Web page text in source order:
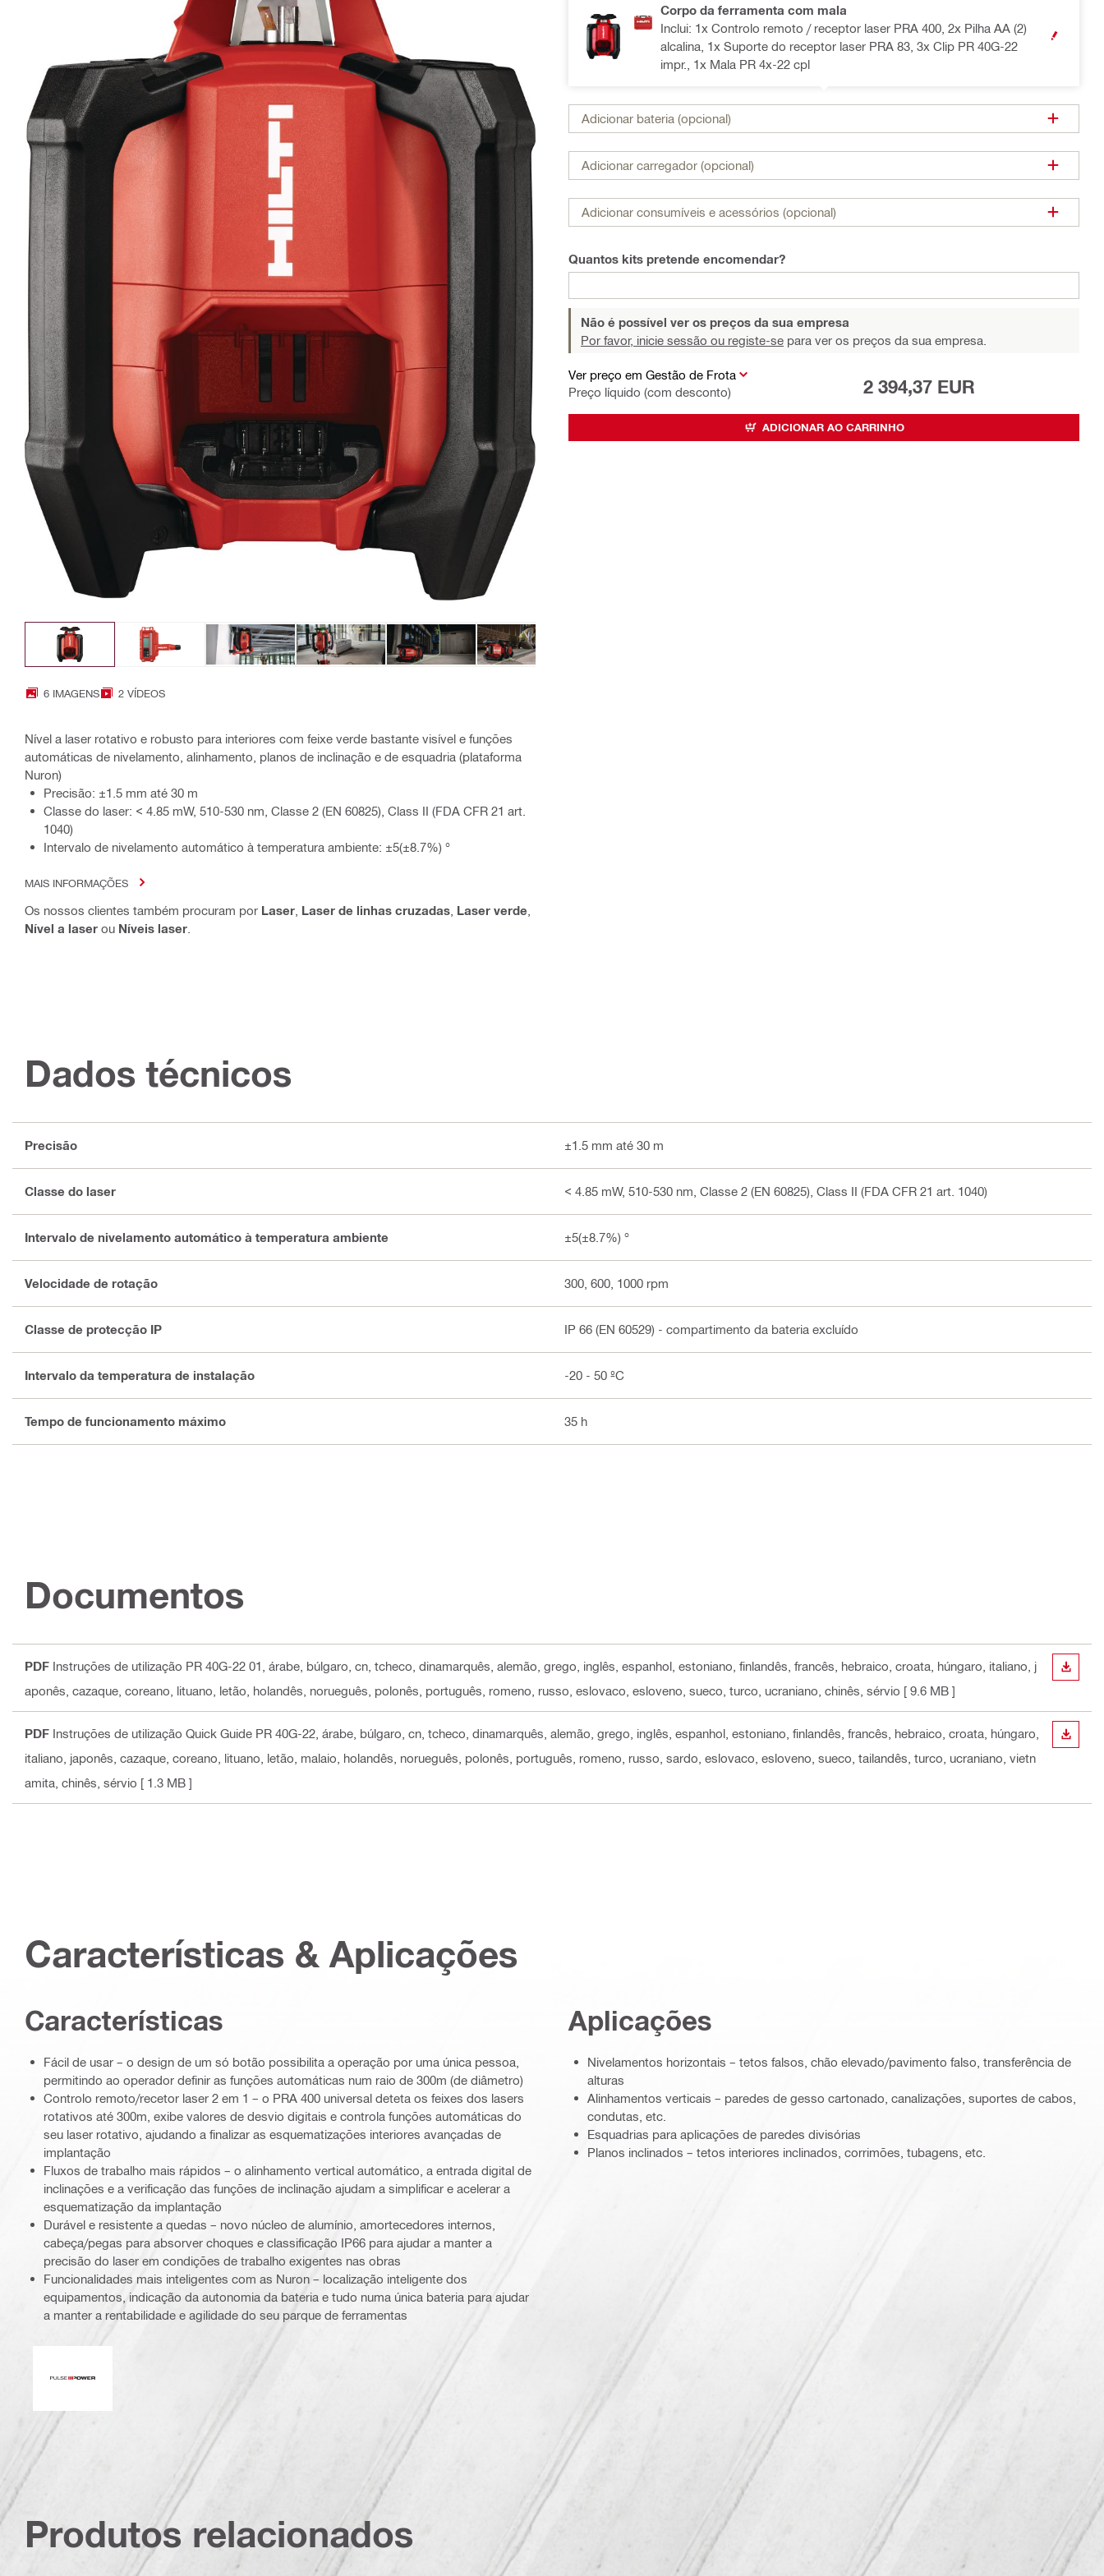
6 IMAGENS 2 VÍDEOS
Nível a laser rotativo e robusto para interiores com feixe verde bastante visível e funções
automáticas de nivelamento, alinhamento, planos de inclinação e de esquadria (plataforma
Nuron)
Precisão: ±1.5 mm até 30 m
Classe do laser: < 4.85 mW, 510-530 nm, Classe 2 (EN 60825), Class II (FDA CFR 21 art.
1040)
Intervalo de nivelamento automático à temperatura ambiente: ±5(±8.7%) °
MAIS INFORMAÇÕES
Os nossos clientes também procuram por Laser Laser de linhas cruzadas Laser verde
Nível a laser ou Níveis laser
Corpo da ferramenta com mala
Inclui: 1x Controlo remoto / receptor laser PRA 400, 2x Pilha AA (2)
alcalina, 1x Suporte do receptor laser PRA 83, 3x Clip PR 40G-22
impr., 1x Mala PR 4x-22 cpl
OPEN
Adicionar bateria (opcional)
Adicionar carregador (opcional)
Adicionar consumíveis e acessórios (opcional)
Quantos kits pretende encomendar?
Não é possível ver os preços da sua empresa
Por favor, inicie sessão ou registe-se para ver os preços da sua empresa.
Ver preço em Gestão de Frota
Preço líquido (com desconto)
2 394,37 EUR
ADICIONAR AO CARRINHO
Dados técnicos
Precisão ±1.5 mm até 30 m
Classe do laser < 4.85 mW, 510-530 nm, Classe 2 (EN 60825), Class II (FDA CFR 21 art. 1040)
Intervalo de nivelamento automático à temperatura ambiente ±5(±8.7%) °
Velocidade de rotação 300, 600, 1000 rpm
Classe de protecção IP IP 66 (EN 60529) - compartimento da bateria excluído
Intervalo da temperatura de instalação -20 - 50 ºC
Tempo de funcionamento máximo 35 h
Documentos
PDF Instruções de utilização PR 40G-22 01 , árabe, búlgaro, cn, tcheco, dinamarquês, alemão, grego, inglês, espanhol, estoniano, finlandês, francês, hebraico, croata, húngaro, italiano, j
aponês, cazaque, coreano, lituano, letão, holandês, norueguês, polonês, português, romeno, russo, eslovaco, esloveno, sueco, turco, ucraniano, chinês, sérvio [ 9.6 MB ]
PDF Instruções de utilização Quick Guide PR 40G-22 , árabe, búlgaro, cn, tcheco, dinamarquês, alemão, grego, inglês, espanhol, estoniano, finlandês, francês, hebraico, croata, húngaro,
italiano, japonês, cazaque, coreano, lituano, letão, malaio, holandês, norueguês, polonês, português, romeno, russo, sardo, eslovaco, esloveno, sueco, tailandês, turco, ucraniano, vietn
amita, chinês, sérvio [ 1.3 MB ]
Características & Aplicações
Características
Fácil de usar – o design de um só botão possibilita a operação por uma única pessoa,
permitindo ao operador definir as funções automáticas num raio de 300m (de diâmetro)
Controlo remoto/recetor laser 2 em 1 – o PRA 400 universal deteta os feixes dos lasers
rotativos até 300m, exibe valores de desvio digitais e controla funções automáticas do
seu laser rotativo, ajudando a finalizar as esquematizações interiores avançadas de
implantação
Fluxos de trabalho mais rápidos – o alinhamento vertical automático, a entrada digital de
inclinações e a verificação das funções de inclinação ajudam a simplificar e acelerar a
esquematização da implantação
Durável e resistente a quedas – novo núcleo de alumínio, amortecedores internos,
cabeça/pegas para absorver choques e classificação IP66 para ajudar a manter a
precisão do laser em condições de trabalho exigentes nas obras
Funcionalidades mais inteligentes com as Nuron – localização inteligente dos
equipamentos, indicação da autonomia da bateria e tudo numa única bateria para ajudar
a manter a rentabilidade e agilidade do seu parque de ferramentas
Aplicações
Nivelamentos horizontais – tetos falsos, chão elevado/pavimento falso, transferência de
alturas
Alinhamentos verticais – paredes de gesso cartonado, canalizações, suportes de cabos,
condutas, etc.
Esquadrias para aplicações de paredes divisórias
Planos inclinados – tetos interiores inclinados, corrimões, tubagens, etc.
Produtos relacionados